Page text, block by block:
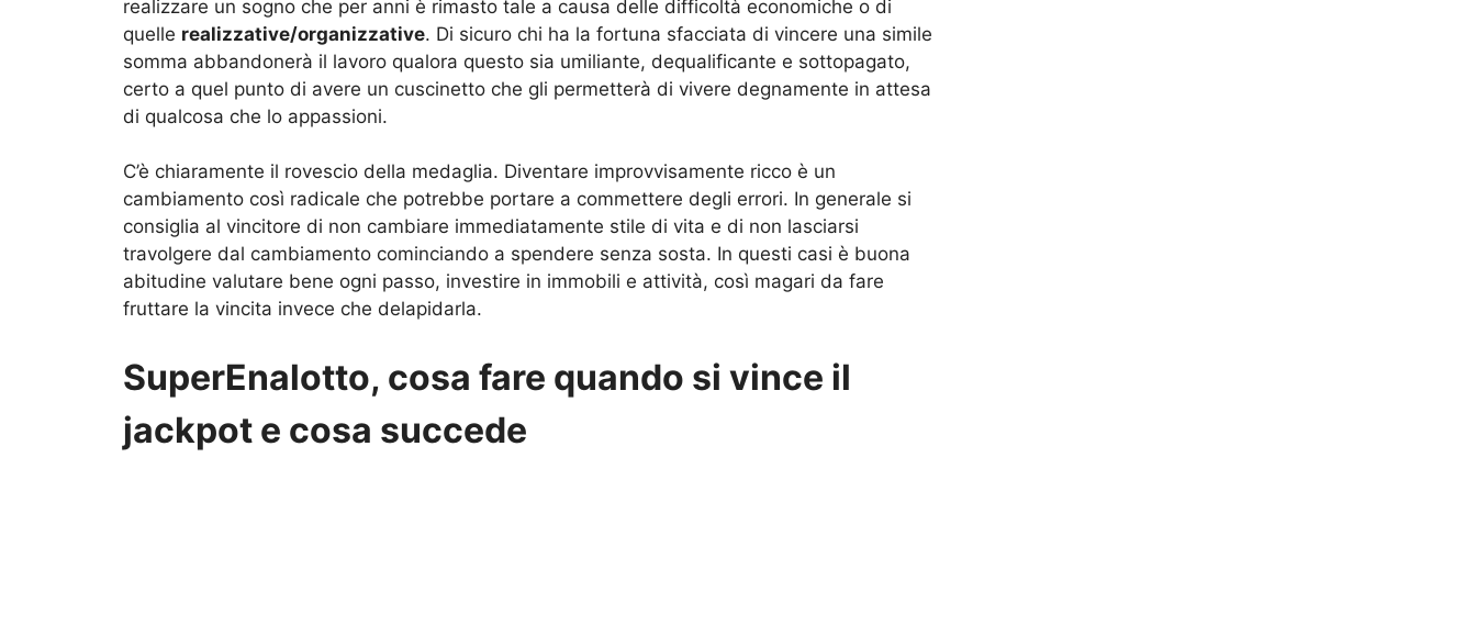
realizzare un sogno che per anni è rimasto tale a causa delle difficoltà economiche o di
quelle realizzative/organizzative. Di sicuro chi ha la fortuna sfacciata di vincere una simile
somma abbandonerà il lavoro qualora questo sia umiliante, dequalificante e sottopagato,
certo a quel punto di avere un cuscinetto che gli permetterà di vivere degnamente in attesa
di qualcosa che lo appassioni.
C’è chiaramente il rovescio della medaglia. Diventare improvvisamente ricco è un
cambiamento così radicale che potrebbe portare a commettere degli errori. In generale si
consiglia al vincitore di non cambiare immediatamente stile di vita e di non lasciarsi
travolgere dal cambiamento cominciando a spendere senza sosta. In questi casi è buona
abitudine valutare bene ogni passo, investire in immobili e attività, così magari da fare
fruttare la vincita invece che delapidarla.
SuperEnalotto, cosa fare quando si vince il
jackpot e cosa succede